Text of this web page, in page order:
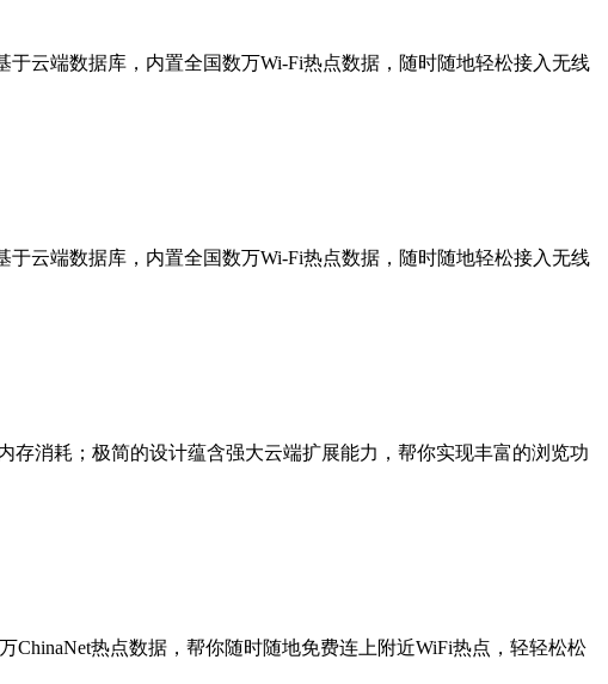
云端数据库，内置全国数万Wi-Fi热点数据，随时随地轻松接入无线
云端数据库，内置全国数万Wi-Fi热点数据，随时随地轻松接入无线
消耗；极简的设计蕴含强大云端扩展能力，帮你实现丰富的浏览功
热点数据，帮你随时随地免费连上附近WiFi热点，轻轻松松